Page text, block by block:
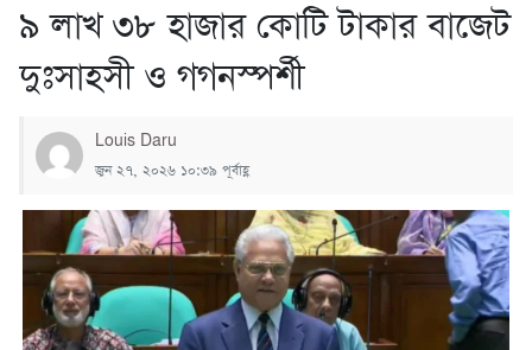
৯ লাখ ৩৮ হাজার কোটি টাকার বাজেট
দুঃসাহসী ও গগনস্পর্শী
Louis Daru
জুন ২৭, ২০২৬ ১০:৩৯ পূর্বাহ্ণ